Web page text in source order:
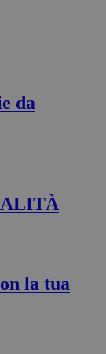
da
la tua